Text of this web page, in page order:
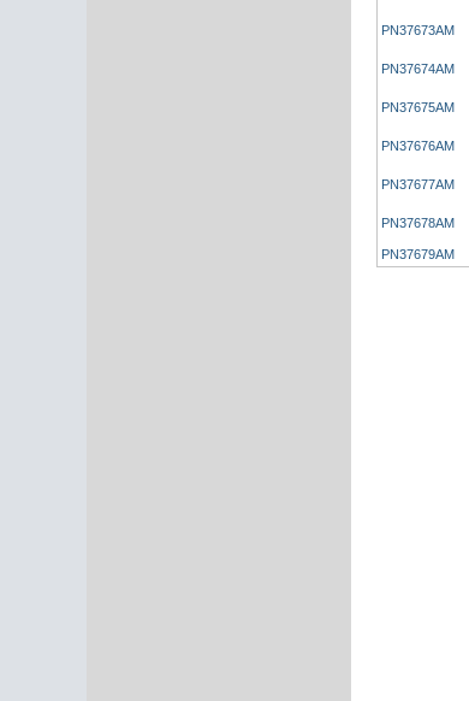
PN37673AM
PN37674AM
PN37675AM
PN37676AM
PN37677AM
PN37678AM
PN37679AM